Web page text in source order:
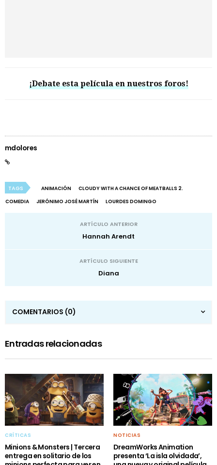
¡Debate esta película en nuestros foros!
mdolores
TAGS ANIMACIÓN
CLOUDY WITH A CHANCE OF MEATBALLS 2.
COMEDIA
JERÓNIMO JOSÉ MARTÍN LOURDES DOMINGO
ARTÍCULO ANTERIOR
Hannah Arendt
ARTÍCULO SIGUIENTE
Diana
COMENTARIOS (0)
Entradas relacionadas
CRÍTICAS
Minions & Monsters | Tercera
entrega en solitario de los
NOTICIAS
DreamWorks Animation
presenta ‘La isla olvidada’,